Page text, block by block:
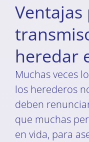
Ventajas
heredar
Muchas veces
los herederos
deben
que muchas
en vida, para